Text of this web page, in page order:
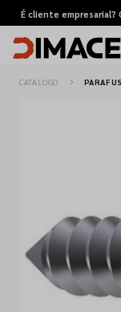
É cliente
Pedidos de
CATÁLOGO